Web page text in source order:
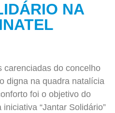
NA
carenciadas do concelho
digna na quadra natalícia
foi o objetivo do
“Jantar Solidário”